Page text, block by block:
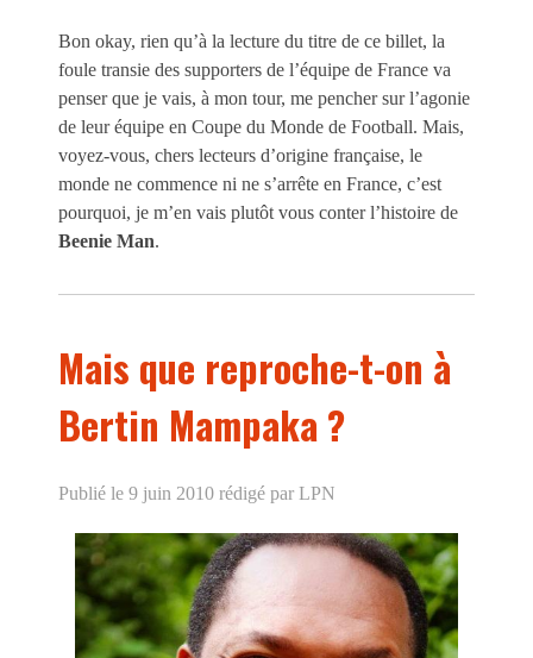
Bon okay, rien qu’à la lecture du titre de ce billet, la
foule transie des supporters de l’équipe de France va
penser que je vais, à mon tour, me pencher sur l’agonie
de leur équipe en Coupe du Monde de Football. Mais,
voyez-vous, chers lecteurs d’origine française, le
monde ne commence ni ne s’arrête en France, c’est
pourquoi, je m’en vais plutôt vous conter l’histoire de
Beenie Man.
Mais que reproche-t-on à
Bertin Mampaka ?
Publié le 9 juin 2010 rédigé par LPN